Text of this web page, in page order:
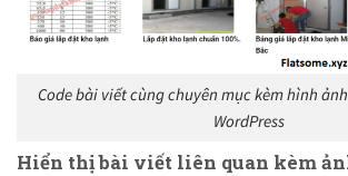
Code bài viết cùng chuyên mục kèm hình
WordPress
Hiển thị bài viết liên quan kèm